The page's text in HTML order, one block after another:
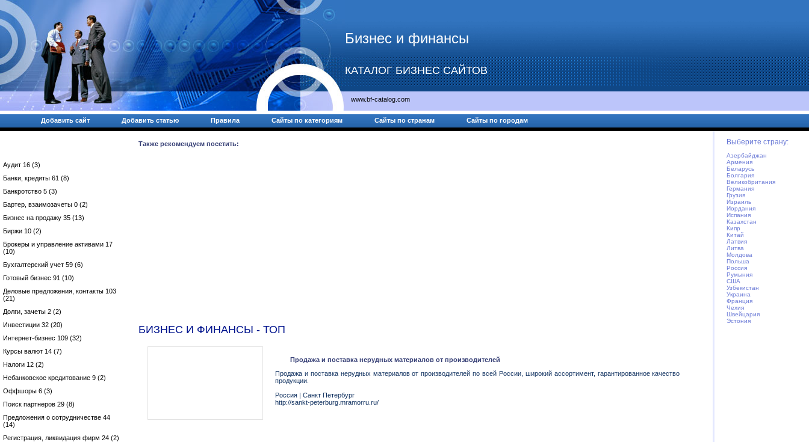
Бизнес и финансы
КАТАЛОГ БИЗНЕС САЙТОВ
www.bf-catalog.com
Добавить сайт Добавить статью Правила Сайты по категориям Сайты по странам Сайты по городам
Аудит 16 (3)
Банки, кредиты 61 (8)
Банкротство 5 (3)
Бартер, взаимозачеты 0 (2)
Бизнес на продажу 35 (13)
Биржи 10 (2)
Брокеры и управление активами 17
(10)
Бухгалтерский учет 59 (6)
Готовый бизнес 91 (10)
Деловые предложения, контакты 103
(21)
Долги, зачеты 2 (2)
Инвестиции 32 (20)
Интернет-бизнес 109 (32)
Курсы валют 14 (7)
Налоги 12 (2)
Небанковское кредитование 9 (2)
Оффшоры 6 (3)
Поиск партнеров 29 (8)
Предложения о сотрудничестве 44
(14)
Регистрация, ликвидация фирм 24 (2)
Также рекомендуем посетить:
БИЗНЕС И ФИНАНСЫ - ТОП
Продажа и поставка нерудных материалов от производителей
Продажа и поставка нерудных материалов от производителей по всей России, широкий ассортимент, гарантированное качество
продукции.
Россия | Санкт Петербург
http://sankt-peterburg.mramorru.ru/
Выберите страну:
Азербайджан
Армения
Беларусь
Болгария
Великобритания
Германия
Грузия
Израиль
Иордания
Испания
Казахстан
Кипр
Китай
Латвия
Литва
Молдова
Польша
Россия
Румыния
США
Узбекистан
Украина
Франция
Чехия
Швейцария
Эстония